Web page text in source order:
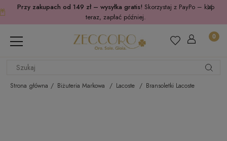
Przy zakupach od 149 zł – wysyłka gratis! Skorzystaj z PayPo – kup
teraz, zapłać później.
Strona główna Biżuteria Markowa Lacoste Bransoletki Lacoste